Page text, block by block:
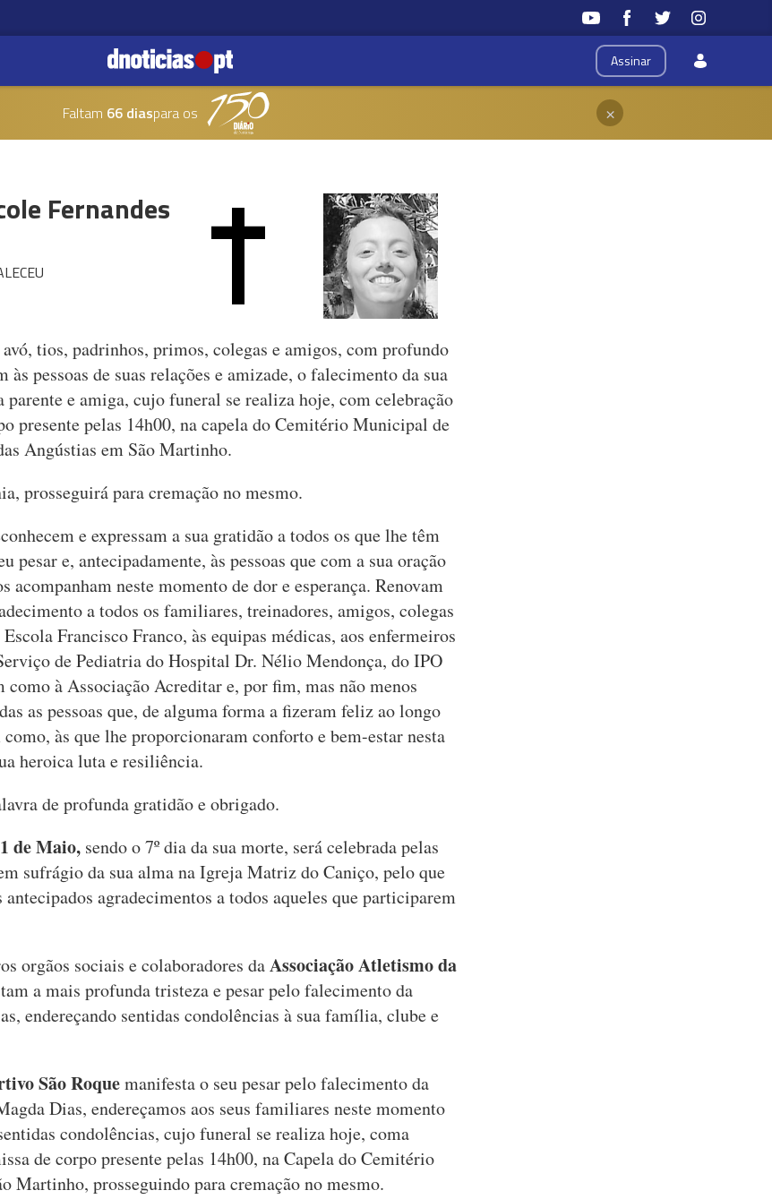
Assinar
Faltam 66 diaspara os ×
Fernandes
tios, padrinhos, primos, colegas e amigos, com profundo
às pessoas de suas relações e amizade, o falecimento da sua
parente e amiga, cujo funeral se realiza hoje, com celebração
presente pelas 14h00, na capela do Cemitério Municipal de
Angústias em São Martinho.
prosseguirá para cremação no mesmo.
e expressam a sua gratidão a todos os que lhe têm
pesar e, antecipadamente, às pessoas que com a sua oração
acompanham neste momento de dor e esperança. Renovam
a todos os familiares, treinadores, amigos, colegas
Francisco Franco, às equipas médicas, aos enfermeiros
de Pediatria do Hospital Dr. Nélio Mendonça, do IPO
como à Associação Acreditar e, por fim, mas não menos
as pessoas que, de alguma forma a fizeram feliz ao longo
às que lhe proporcionaram conforto e bem-estar nesta
heroica luta e resiliência.
de profunda gratidão e obrigado.
de Maio, sendo o 7º dia da sua morte, será celebrada pelas
sufrágio da sua alma na Igreja Matriz do Caniço, pelo que
antecipados agradecimentos a todos aqueles que participarem
orgãos sociais e colaboradores daAssociação Atletismo da
a mais profunda tristeza e pesar pelo falecimento da
endereçando sentidas condolências à sua família, clube e
São Roquemanifesta o seu pesar pelo falecimento da
Dias, endereçamos aos seus familiares neste momento
condolências, cujo funeral se realiza hoje, coma
de corpo presente pelas 14h00, na Capela do Cemitério
Martinho, prosseguindo para cremação no mesmo.